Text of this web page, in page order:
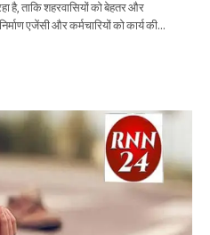
ताकि शहरवासियों को बेहतर और
एजेंसी और कर्मचारियों को कार्य की…